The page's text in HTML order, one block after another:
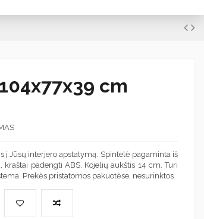
cm
į Jūsų interjero apstatymą. Spintelė pagaminta iš
kraštai padengti ABS. Kojelių aukštis 14 cm. Turi
Prekės pristatomos pakuotėse, nesurinktos